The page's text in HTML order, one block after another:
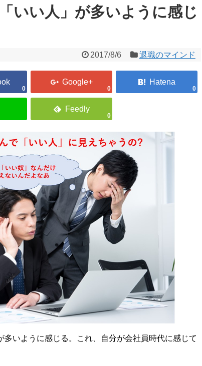
いい人」が多いように感じ
2017/8/6 退職のマインド
0 0 0
0
いように感じる。これ、自分が会社員時代に感じて